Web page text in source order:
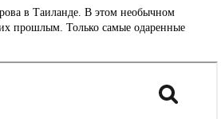
в Таиланде. В этом необычном
прошлым. Только самые одаренные